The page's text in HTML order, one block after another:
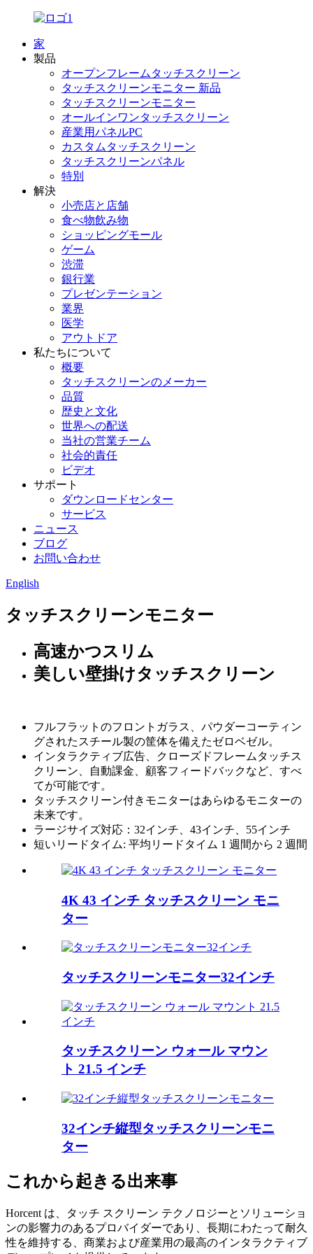
家
製品
オープンフレームタッチスクリーン
タッチスクリーンモニター 新品
タッチスクリーンモニター
オールインワンタッチスクリーン
産業用パネルPC
カスタムタッチスクリーン
タッチスクリーンパネル
特別
解決
小売店と店舗
食べ物飲み物
ショッピングモール
ゲーム
渋滞
銀行業
プレゼンテーション
業界
医学
アウトドア
私たちについて
概要
タッチスクリーンのメーカー
品質
歴史と文化
世界への配送
当社の営業チーム
社会的責任
ビデオ
サポート
ダウンロードセンター
サービス
ニュース
ブログ
お問い合わせ
English
タッチスクリーンモニター
高速かつスリム
美しい壁掛けタッチスクリーン
フルフラットのフロントガラス、パウダーコーティン
グされたスチール製の筐体を備えたゼロベゼル。
インタラクティブ広告、クローズドフレームタッチス
クリーン、自動課金、顧客フィードバックなど、すべ
てが可能です。
タッチスクリーン付きモニターはあらゆるモニターの
未来です。
ラージサイズ対応：32インチ、43インチ、55インチ
短いリードタイム: 平均リードタイム 1 週間から 2 週間
4K 43 インチ タッチスクリーン モニ
ター
タッチスクリーンモニター32インチ
タッチスクリーン ウォール マウン
ト 21.5 インチ
32インチ縦型タッチスクリーンモニ
ター
これから起きる出来事
Horcent は、タッチ スクリーン テクノロジーとソリューショ
ンの影響力のあるプロバイダーであり、長期にわたって耐久
性を維持する、商業および産業用の最高のインタラクティブ